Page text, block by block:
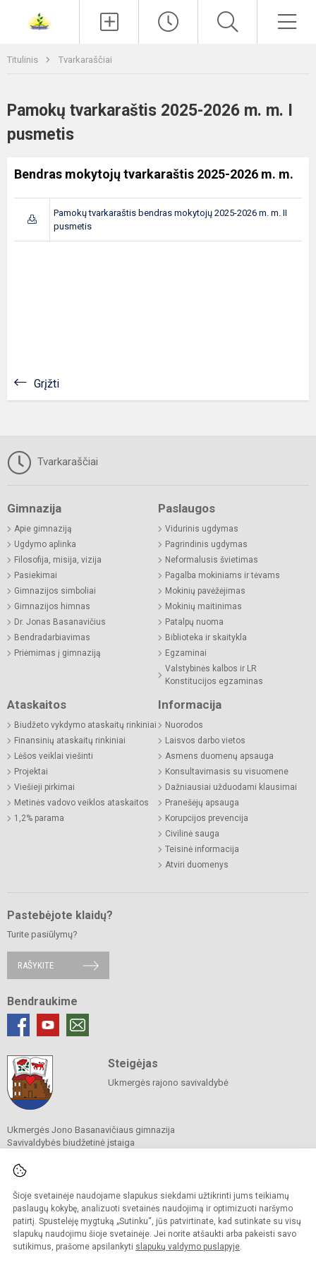
Šioje svetainėje naudojame slapukus siekdami užtikrinti jums teikiamų
paslaugų kokybę, analizuoti svetainės naudojimą ir optimizuoti naršymo
patirtį. Spustelėję mygtuką „Sutinku“, jūs patvirtinate, kad sutinkate su visų
slapukų naudojimu šioje svetainėje. Jei norite atšaukti arba pakeisti savo
sutikimus, prašome apsilankyti slapukų valdymo puslapyje.
Titulinis Tvarkaraščiai
Pamokų tvarkaraštis 2025-2026 m. m. I
pusmetis
Bendras mokytojų tvarkaraštis 2025-2026 m. m.
Pamokų tvarkaraštis bendras mokytojų 2025-2026 m. m. II
pusmetis
Grįžti
Tvarkaraščiai
Gimnazija
Apie gimnaziją
Ugdymo aplinka
Filosofija, misija, vizija
Pasiekimai
Gimnazijos simboliai
Gimnazijos himnas
Dr. Jonas Basanavičius
Bendradarbiavimas
Priėmimas į gimnaziją
Paslaugos
Vidurinis ugdymas
Pagrindinis ugdymas
Neformalusis švietimas
Pagalba mokiniams ir tėvams
Mokinių pavėžėjimas
Mokinių maitinimas
Patalpų nuoma
Biblioteka ir skaitykla
Egzaminai
Valstybinės kalbos ir LR
Konstitucijos egzaminas
Ataskaitos
Biudžeto vykdymo ataskaitų rinkiniai
Finansinių ataskaitų rinkiniai
Lėšos veiklai viešinti
Projektai
Viešieji pirkimai
Metinės vadovo veiklos ataskaitos
1,2% parama
Informacija
Nuorodos
Laisvos darbo vietos
Asmens duomenų apsauga
Konsultavimasis su visuomene
Dažniausiai užduodami klausimai
Pranešėjų apsauga
Korupcijos prevencija
Civilinė sauga
Teisinė informacija
Atviri duomenys
Pastebėjote klaidų?
Turite pasiūlymų?
RAŠYKITE
Bendraukime
Steigėjas
Ukmergės rajono savivaldybė
Ukmergės Jono Basanavičiaus gimnazija
Savivaldybės biudžetinė įstaiga
Tel.(8 340) 63 612
El. p.
Duomenys kaupiami ir saugomi
Juridinių asmenų registre
Įmonės kodas 190341397